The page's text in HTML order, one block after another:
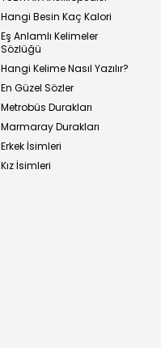
Hangi Besin Kaç Kalori
Eş Anlamlı Kelimeler
Sözlüğü
Hangi Kelime Nasıl Yazılır?
En Güzel Sözler
Metrobüs Durakları
Marmaray Durakları
Erkek İsimleri
Kız İsimleri